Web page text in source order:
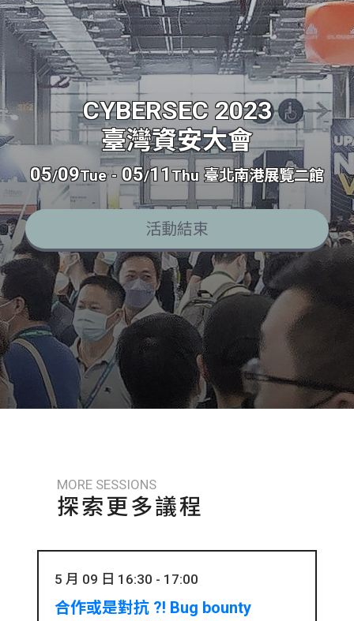
CYBERSEC 2023
臺灣資安大會
05/09Tue - 05/11Thu 臺北南港展覽二館
活動結束
MORE SESSIONS
探索更多議程
5 月 09 日 16:30 - 17:00
合作或是對抗 ?! Bug bounty